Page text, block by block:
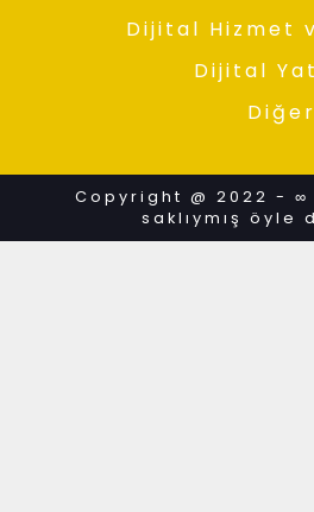
Dijital Hizmet
Dijital
Diğer
Copyright @ 2022 - ∞
saklıymış öyle